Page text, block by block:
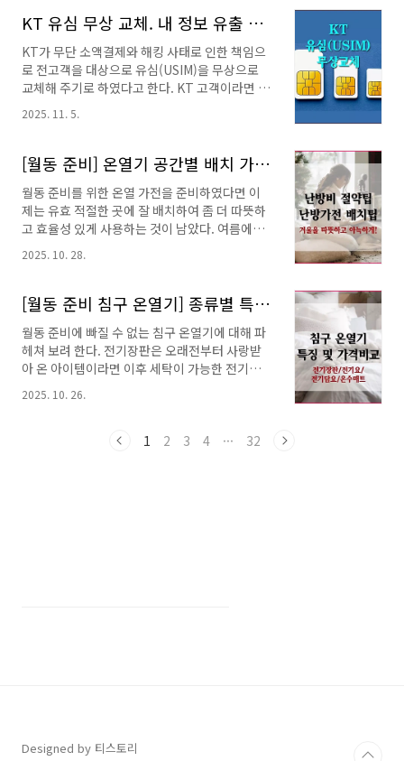
다.붕어빵, 그 변치 않는 매력전통 붕어빵: 팥소
가득, ..
가전들을 용도별, 방 크기별로 어떻게 배치, 활용
터 종류별 특징 및 가격대 비교☞ 세라믹 히터, 카
본 히터 등 히터 파헤치기!침구 온열기 특징 및 가
격대 비교☞ 전기장판,전기요,온수매트 무엇으
로 선택할까?공간별 난방비 절약팁과 배치가이
크기와 난방 속도작은 방 / 개인 공간 → 세라믹
히터..
KT 유심 무상 교체. 내 정보 유출 여부 확인 및 유심 신청 방법. 알뜰폰은?
KT가 무단 소액결제와 해킹 사태로 인한 책임으
로 전고객을 대상으로 유심(USIM)을 무상으로
교체해 주기로 하였다고 한다. KT 고객이라면 관
심을 가지고 내 정보가 유출되었는지의 여부도
확인하고, 희망한다면 유심 교체 신청을 하면 되
자.이번 포스트에서는 KT 유심 무상교체 방법 및
시기와 유심(USIM) 교체 방법에 대해 소개하고,
내 정보 유출 여부를 확인할 수 있도록 안내한다.
KT 내 정보 유출 여부 확인 방법이번에 KT가 전
고객을 대상으로 유심을 교체해 주기로 결정한
데에는 지난 9월의 무단 소액결제와 해킹 사태에
지 궁금했던 고객이라면 먼저, 아래 링크..
2025. 11. 5.
[월동 준비] 온열기 공간별 배치 가이드! 난방비 절약팁 이렇게 하세요!
월동 준비를 위한 온열 가전을 준비하였다면 이
제는 유효 적절한 곳에 잘 배치하여 좀 더 따뜻하
고 효율성 있게 사용하는 것이 남았다. 여름에는
에는 난방비로 인한 가스요금, 전기요금이 걱정
방 구조에 따른 온열기 선택 및 배치 방법에 대해
소개한다. 월동 준비를 위한 히터의 종류별 특징
과 가격대, 침구 온열기의 종류별 특징과 가격대
에 대한 정보는 지난 포스트를 통해 확인 가능하
다.히터 종류별 특징 및 가격대 비교☞ 세라믹 히
터, 카본 히터 등 히터 파헤치기!침구 온열기 특징
가족이 주로 머무는 공간이므로 중앙 난방 + 콘벡
2025. 10. 28.
[월동 준비 침구 온열기] 종류별 특징 난방 원리 가격 비교! 내 침대에는?
월동 준비에 빠질 수 없는 침구 온열기에 대해 파
헤쳐 보려 한다. 전기장판은 오래전부터 사랑받
아 온 아이템이라면 이후 세탁이 가능한 전기요,
수매트도 한창 인기를 끌었다. 이런 침구 온열기
열기의 종류별 특징 및 난방 원리, 가격대를 비교,
2025. 10. 26.
1 2 3 4 ··· 32
Designed by 티스토리